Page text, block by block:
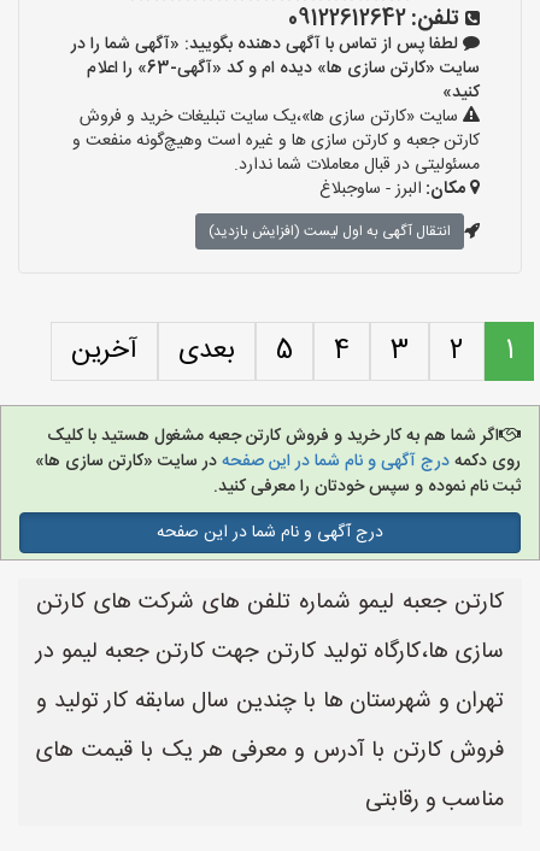
تلفن:09122612642
لطفا پس از تماس با آگهی دهنده بگویید: «آگهی شما را در
سایت «کارتن سازی ها» دیده ام و کد «آگهی-63» را اعلام
کنید»
سایت «کارتن سازی ها»،یک سایت تبلیغات خرید و فروش
کارتن جعبه و کارتن سازی ها و غیره است وهیچ‌گونه منفعت و
مسئولیتی در قبال معاملات شما ندارد.
مکان: البرز - ساوجبلاغ
انتقال آگهی به اول لیست (افزایش بازدید)
1
2
3
4
5 بعدی آخرین
اگر شما هم به کار خرید و فروش کارتن جعبه مشغول هستید با کلیک
روی دکمهدرج آگهی و نام شما در این صفحهدر سایت «کارتن سازی ها»
ثبت نام نموده و سپس خودتان را معرفی کنید.
درج آگهی و نام شما در این صفحه
کارتن جعبه لیمو شماره تلفن های شرکت های کارتن
سازی ها،کارگاه تولید کارتن جهت کارتن جعبه لیمو در
تهران و شهرستان ها با چندین سال سابقه کار تولید و
فروش کارتن با آدرس و معرفی هر یک با قیمت های
مناسب و رقابتی